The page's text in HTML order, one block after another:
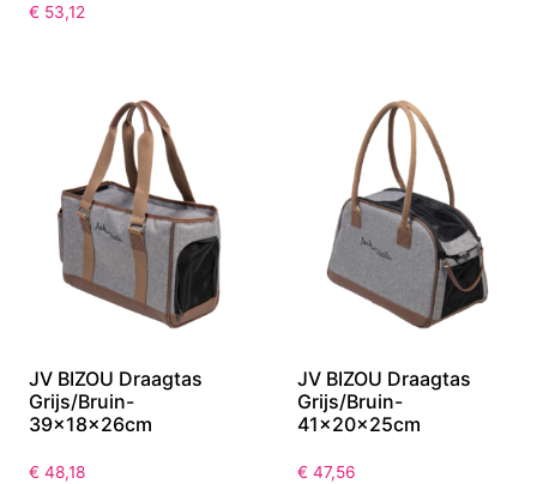
€ 53,12
JV BIZOU Draagtas
Grijs/Bruin-
39x18x26cm
€ 48,18
JV BIZOU Draagtas
Grijs/Bruin-
41x20x25cm
€ 47,56